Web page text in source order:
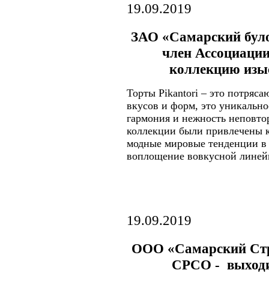
19.09.2019
ЗАО «Самарский
член
коллекцию
Торты Pikantori – это
вкусов и форм, это
гармония и нежность
коллекции были привлечены
модные мировые тенденции в
воплощение вовкусной
19.09.2019
ООО «Самарский
СРСО -